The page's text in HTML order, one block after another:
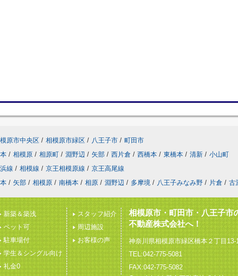
原市中央区 / 相模原市緑区 / 八王子市 / 町田市
/ 相模原 / 相原町 / 淵野辺 / 矢部 / 西片倉 / 西橋本 / 東橋本 / 清新 / 小山町
線 / 相模線 / 京王相模原線 / 京王高尾線
/ 矢部 / 相模原 / 南橋本 / 相原 / 淵野辺 / 多摩境 / 八王子みなみ野 / 片倉 / 古
新築＆築浅
ペット可
駐車場付
学生＆シングル向け
礼金0
スタッフ紹介
周辺施設
お客様の声
相模原市・町田市・八王子市
不動産株式会社へ！
神奈川県相模原市緑区橋本２丁目13-
TEL:042-775-5081
FAX:042-775-5082